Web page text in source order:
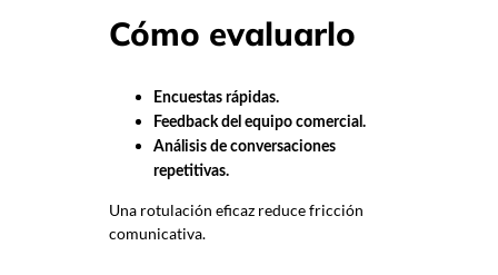
Cómo evaluarlo
Encuestas rápidas.
Feedback del equipo comercial.
Análisis de conversaciones
repetitivas.
Una rotulación eficaz reduce fricción
comunicativa.